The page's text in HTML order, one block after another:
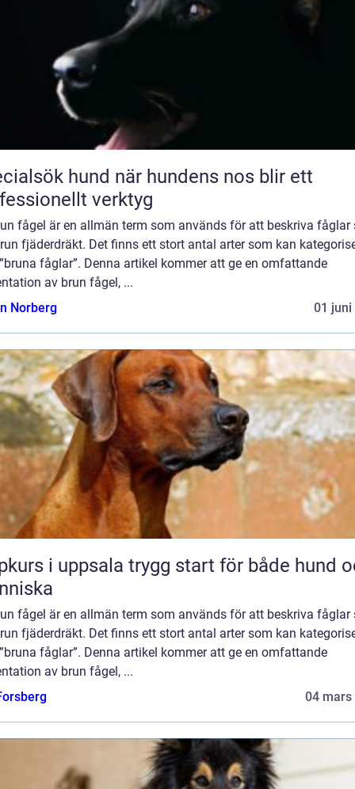
hund när hundens nos blir ett
verktyg
fågel är en allmän term som används för att beskriva fåglar
fjäderdräkt. Det finns ett stort antal arter som kan
fåglar”. Denna artikel kommer att ge en omfattande
av brun fågel, ...
Norberg
01 juni
uppsala trygg start för både hund och
fågel är en allmän term som används för att beskriva fåglar
fjäderdräkt. Det finns ett stort antal arter som kan
fåglar”. Denna artikel kommer att ge en omfattande
av brun fågel, ...
04 mars